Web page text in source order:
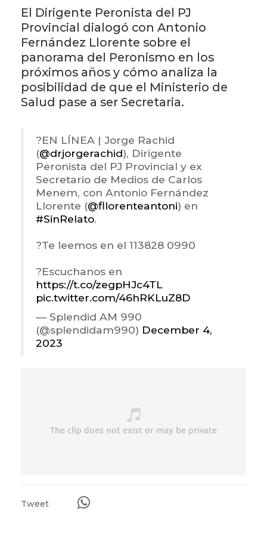
El Dirigente Peronista del PJ
Provincial dialogó con Antonio
Fernández Llorente sobre el
panorama del Peronismo en los
próximos años y cómo analiza la
posibilidad de que el Ministerio de
Salud pase a ser Secretaria.
?️EN LÍNEA | Jorge Rachid
(@drjorgerachid), Dirigente
Peronista del PJ Provincial y ex
Secretario de Medios de Carlos
Menem, con Antonio Fernández
Llorente (@fllorenteantoni) en
#SinRelato.
?Te leemos en el 113828 0990
?Escuchanos en
https://t.co/zegpHJc4TL
pic.twitter.com/46hRKLuZ8D
— Splendid AM 990
(@splendidam990) December 4,
2023
Tweet